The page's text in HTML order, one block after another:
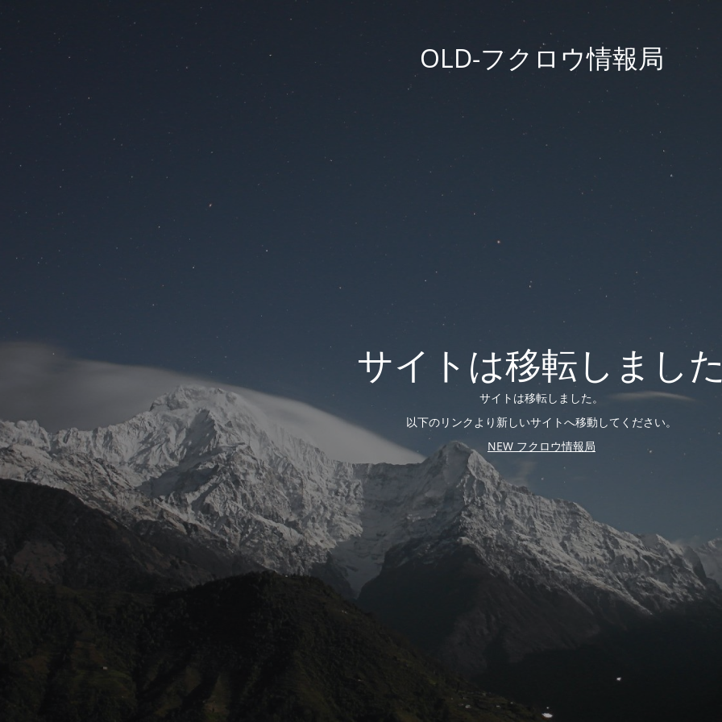
OLD-フクロウ情報局
サイトは移転しまし
サイトは移転しました。
以下のリンクより新しいサイトへ移動してください。
NEW フクロウ情報局